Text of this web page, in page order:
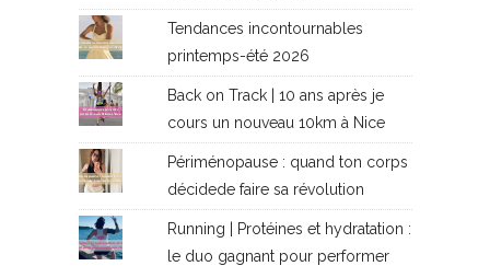
Tendances incontournables
printemps-été 2026
Back on Track | 10 ans après je
cours un nouveau 10km à Nice
Périménopause : quand ton corps
décidede faire sa révolution
Running | Protéines et hydratation :
le duo gagnant pour performer